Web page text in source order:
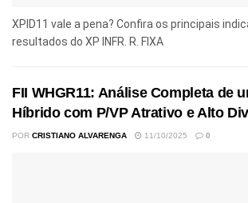
XPID11 vale a pena? Confira os principais
resultados do XP INFR. R. FIXA
FII WHGR11: Análise Completa de
Híbrido com P/VP Atrativo e Alto
POR CRISTIANO ALVARENGA 11/10/2025 0